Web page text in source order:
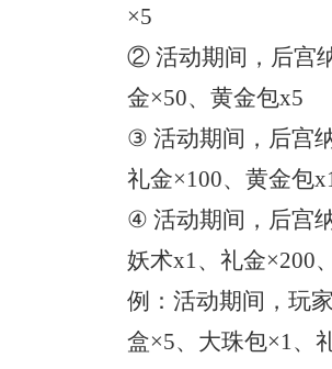
×5
② 活动期间，后宫
金×50、黄金包x5
③ 活动期间，后宫
礼金×100、黄金包
④ 活动期间，后宫
妖术x1、礼金×200
例：活动期间，玩
盒×5、大珠包×1、